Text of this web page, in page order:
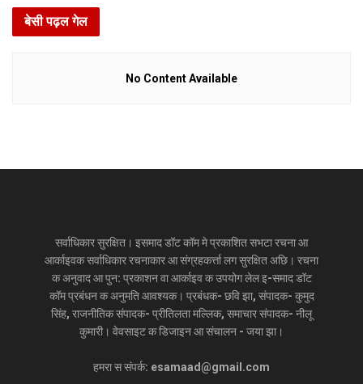
ट्रेंड : भारत संगे नेपालक मैथिल लेलनि हिस्सा
सात जिला मे बनत बहुउद्देशीय इंडोर स्‍टेडि‍यम, सिंथेटिक
उद्घाटन, नव सत्र स पढाई
लोकनि, 29 कए जायतीह बेंगलुरु
DECEMBER 24, 2020
16 FEB 2013
1. Pandit Ravishankar Upadhyaya – Pakhawaj Solo
Shri Roshan Ali – Sarangi Lehra
बेसी पढ़ल गेल
No Content Available
सर्वाधिकार सुरक्षित। इसमाद डॉट कॉम मे प्रकाशित सभटा रचना आ
आर्काइवक सर्वाधिकार रचनाकार आ संग्रहकर्त्ता लग सुरक्षित अछि। रचना
क अनुवाद आ पुन: प्रकाशन वा आर्काइव क उपयोग लेल इ-समाद डॉट
कॉम प्रबंधन क अनुमति आवश्यक। प्रबंधक- छवि झा, संपादक- कुमुद
सिंह, राजनीतिक संपादक- प्रीतिलता मल्लिक, समाचार संपादक- नीलू
कुमारी। वेवसाइट क डिजाइन आ संचालन - जया झा।
हमरा स संपर्क: esamaad@gmail.com